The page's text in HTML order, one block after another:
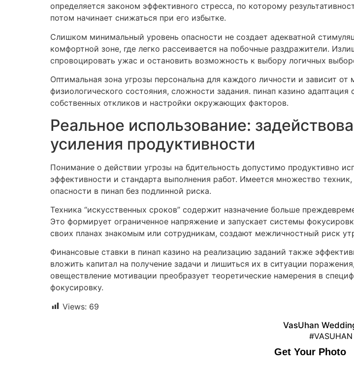
определяется законом эффективного стресса, по которому
потом начинает снижаться при его избытке.
Слишком минимальный уровень опасности не создает адекватной
комфортной зоне, где легко рассеивается на побочные раздражители.
спровоцировать ужас и остановить возможность к выбору логичных
Оптимальная зона угрозы персональна для каждого личности и зависит
физиологического состояния, сложности задания. пинап казино
собственных откликов и настройки окружающих факторов.
Реальное использование:
усиления продуктивности
Понимание о действии угрозы на бдительность допустимо продуктивно
эффективности и стандарта выполнения работ. Имеется множество
опасности в пинап без подлинной риска.
Техника “искусственных сроков” содержит назначение больше
Это формирует ограниченное напряжение и запускает системы
своих планах знакомым или сотрудникам, создают межличностный риск
Финансовые ставки в пинап казино на реализацию заданий также
вложить капитал на получение задачи и лишиться их в ситуации
овеществление мотивации преобразует теоретические намерения в
фокусировку.
Views: 69
VasUhan
#VASUHAN
Get Your Photo